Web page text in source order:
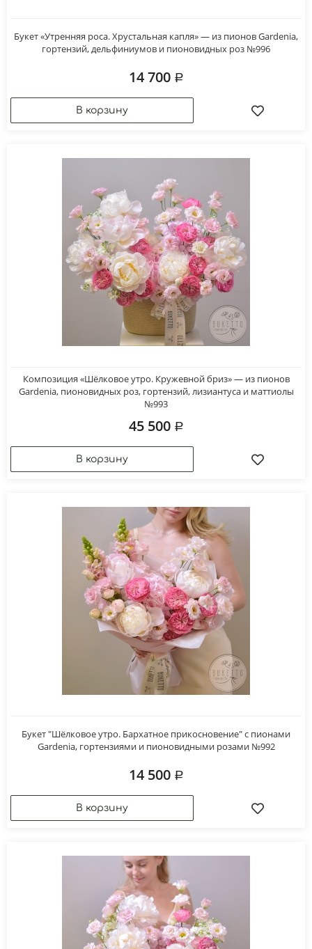
Букет «Утренняя роса. Хрустальная капля» — из пионов Gardenia,
гортензий, дельфиниумов и пионовидных роз №996
14 700
Композиция «Шёлковое утро. Кружевной бриз» — из пионов
Gardenia, пионовидных роз, гортензий, лизиантуса и маттиолы
№993
45 500
Букет "Шёлковое утро. Бархатное прикосновение" с пионами
Gardenia, гортензиями и пионовидными розами №992
14 500